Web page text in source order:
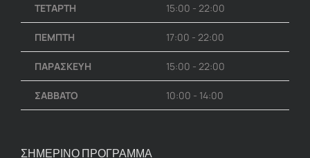
ΤΕΤΑΡΤΗ 15:00 - 22:00
ΠΕΜΠΤΗ 17:00 - 22:00
ΠΑΡΑΣΚΕΥΗ 15:00 - 22:00
ΣΑΒΒΑΤΟ 10:00 - 14:00
ΣΗΜΕΡΙΝΟ ΠΡΟΓΡΑΜΜΑ